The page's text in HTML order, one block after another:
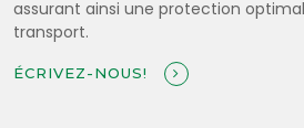
assurant ainsi une protection
transport.
ÉCRIVEZ-NOUS!